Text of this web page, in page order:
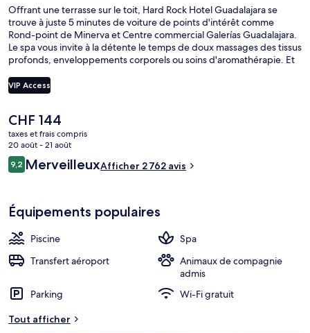
Offrant une terrasse sur le toit, Hard Rock Hotel Guadalajara se
trouve à juste 5 minutes de voiture de points d'intérêt comme
Rond-point de Minerva et Centre commercial Galerías Guadalajara.
Le spa vous invite à la détente le temps de doux massages des tissus
profonds, enveloppements corporels ou soins d'aromathérapie. Et
servies à l'établissement Sessions, qui est ouvert à l'heure du petit
déjeuner, du déjeuner et du dîner. Parmi les autres petits avantages
extérieure et un bar en bord de piscine. Les autres voyageurs ne
disent que du bien en ce qui concerne le personnel attentionné.
VIP Access
Le
prix
actuel
est
de
CHF 144
taxes et frais compris
20 août - 21 août
Avis
voyageurs
9,29,2 sur 10
MerveilleuxAfficher 2 762 avis
Équipements populaires
Piscine
Spa
Transfert aéroport
Animaux de compagnie
admis
Parking
Wi-Fi gratuit
Tout afficher